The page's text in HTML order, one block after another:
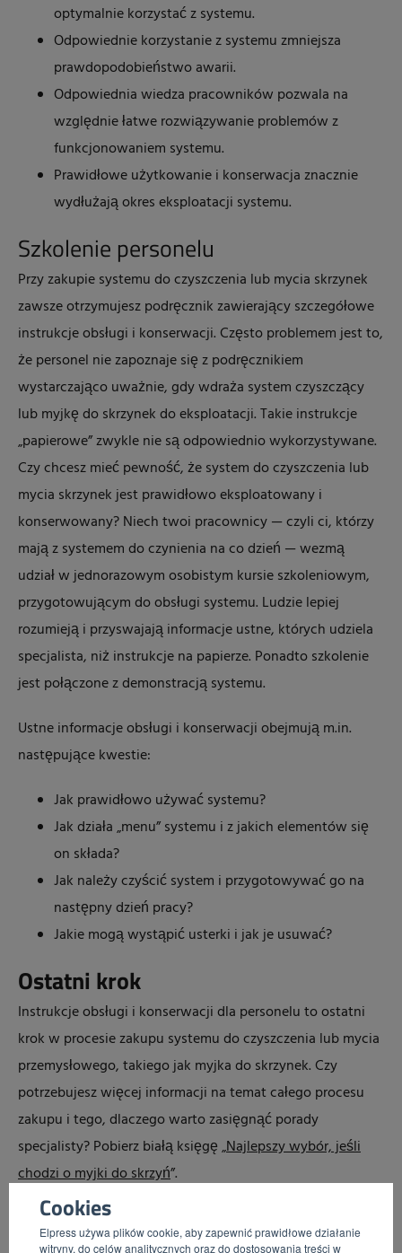
Cookies
Elpress używa plików cookie, aby zapewnić prawidłowe działanie
witryny, do celów analitycznych oraz do dostosowania treści w
optymalnie korzystać z systemu.
Odpowiednie korzystanie z systemu zmniejsza
prawdopodobieństwo awarii.
Odpowiednia wiedza pracowników pozwala na
względnie łatwe rozwiązywanie problemów z
funkcjonowaniem systemu.
Prawidłowe użytkowanie i konserwacja znacznie
wydłużają okres eksploatacji systemu.
Szkolenie personelu
Przy zakupie systemu do czyszczenia lub mycia skrzynek
zawsze otrzymujesz podręcznik zawierający szczegółowe
instrukcje obsługi i konserwacji. Często problemem jest to,
że personel nie zapoznaje się z podręcznikiem
wystarczająco uważnie, gdy wdraża system czyszczący
lub myjkę do skrzynek do eksploatacji. Takie instrukcje
„papierowe” zwykle nie są odpowiednio wykorzystywane.
Czy chcesz mieć pewność, że system do czyszczenia lub
mycia skrzynek jest prawidłowo eksploatowany i
konserwowany? Niech twoi pracownicy — czyli ci, którzy
mają z systemem do czynienia na co dzień — wezmą
udział w jednorazowym osobistym kursie szkoleniowym,
przygotowującym do obsługi systemu. Ludzie lepiej
rozumieją i przyswajają informacje ustne, których udziela
specjalista, niż instrukcje na papierze. Ponadto szkolenie
jest połączone z demonstracją systemu.
Ustne informacje obsługi i konserwacji obejmują m.in.
następujące kwestie:
Jak prawidłowo używać systemu?
Jak działa „menu” systemu i z jakich elementów się
on składa?
Jak należy czyścić system i przygotowywać go na
następny dzień pracy?
Jakie mogą wystąpić usterki i jak je usuwać?
Ostatni krok
Instrukcje obsługi i konserwacji dla personelu to ostatni
krok w procesie zakupu systemu do czyszczenia lub mycia
przemysłowego, takiego jak myjka do skrzynek. Czy
potrzebujesz więcej informacji na temat całego procesu
zakupu i tego, dlaczego warto zasięgnąć porady
specjalisty? Pobierz białą księgę „Najlepszy wybór, jeśli
chodzi o myjki do skrzyń”.